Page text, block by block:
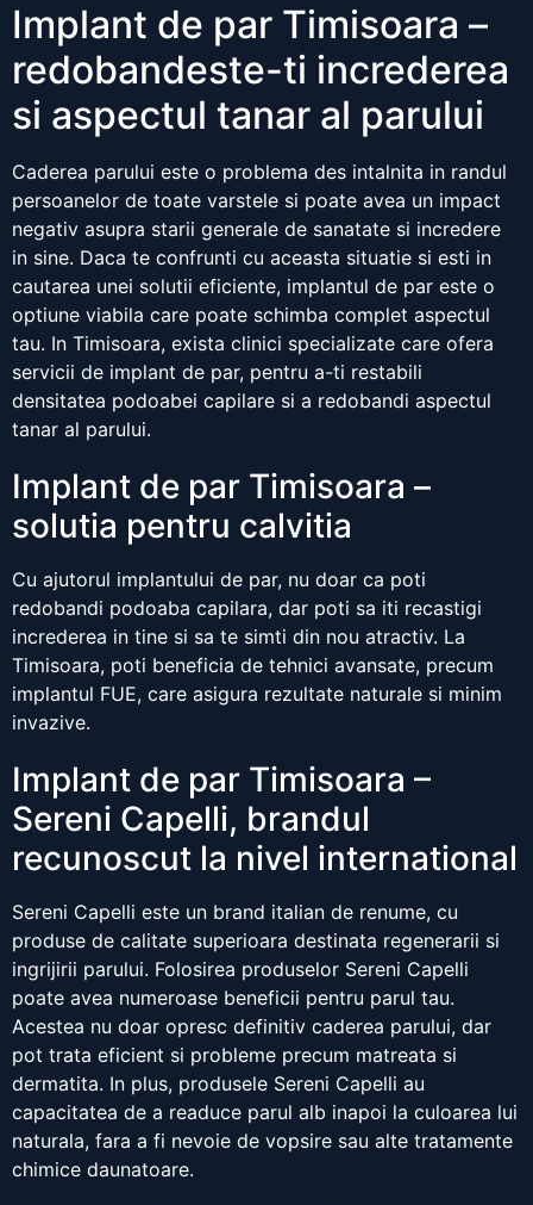
Implant de par Timisoara –
redobandeste-ti increderea
si aspectul tanar al parului
Caderea parului este o problema des intalnita in randul
persoanelor de toate varstele si poate avea un impact
negativ asupra starii generale de sanatate si incredere
in sine. Daca te confrunti cu aceasta situatie si esti in
cautarea unei solutii eficiente, implantul de par este o
optiune viabila care poate schimba complet aspectul
tau. In Timisoara, exista clinici specializate care ofera
servicii de implant de par, pentru a-ti restabili
densitatea podoabei capilare si a redobandi aspectul
tanar al parului.
Implant de par Timisoara –
solutia pentru calvitia
Cu ajutorul implantului de par, nu doar ca poti
redobandi podoaba capilara, dar poti sa iti recastigi
increderea in tine si sa te simti din nou atractiv. La
Timisoara, poti beneficia de tehnici avansate, precum
implantul FUE, care asigura rezultate naturale si minim
invazive.
Implant de par Timisoara –
Sereni Capelli, brandul
recunoscut la nivel international
Sereni Capelli este un brand italian de renume, cu
produse de calitate superioara destinata regenerarii si
ingrijirii parului. Folosirea produselor Sereni Capelli
poate avea numeroase beneficii pentru parul tau.
Acestea nu doar opresc definitiv caderea parului, dar
pot trata eficient si probleme precum matreata si
dermatita. In plus, produsele Sereni Capelli au
capacitatea de a readuce parul alb inapoi la culoarea lui
naturala, fara a fi nevoie de vopsire sau alte tratamente
chimice daunatoare.